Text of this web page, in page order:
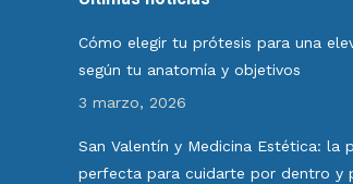
Cómo elegir tu prótesis para una
según tu anatomía y objetivos
3 marzo, 2026
San Valentín y Medicina Estética: la
perfecta para cuidarte por dentro y